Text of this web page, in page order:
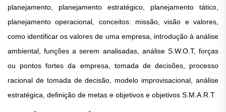
planejamento, planejamento estratégico, planejamento tático,
planejamento operacional, conceitos: missão, visão e valores,
como identificar os valores de uma empresa, introdução à análise
ambiental, funções a serem analisadas, análise S.W.O.T, forças
ou pontos fortes da empresa, tomada de decisões, processo
racional de tomada de decisão, modelo improvisacional, análise
estratégica, definição de metas e objetivos e objetivos S.M.A.R.T